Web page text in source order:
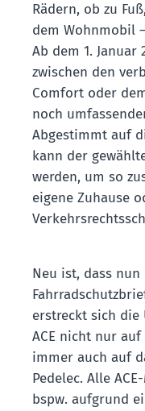
Rädern, ob zu
dem Wohnmobil
Ab dem 1.
zwischen den
Comfort oder
noch
Abgestimmt auf
kann der
werden, um so
eigene Zuhause
Neu ist, dass
erstreckt sich die
ACE nicht nur
immer auch auf
Pedelec. Alle
bspw. aufgrund